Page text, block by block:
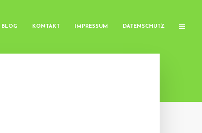
BLOG KONTAKT IMPRESSUM DATENSCHUTZ